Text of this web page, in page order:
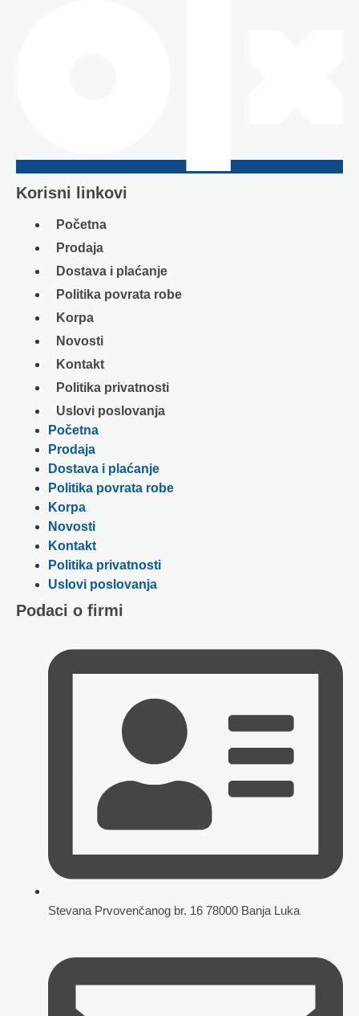
Korisni linkovi
Početna
Prodaja
Dostava i plaćanje
Politika povrata robe
Korpa
Novosti
Kontakt
Politika privatnosti
Uslovi poslovanja
Početna
Prodaja
Dostava i plaćanje
Politika povrata robe
Korpa
Novosti
Kontakt
Politika privatnosti
Uslovi poslovanja
Podaci o firmi
Stevana Prvovenčanog br. 16 78000 Banja Luka